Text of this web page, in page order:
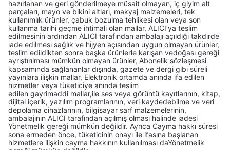
hazırlanan ve geri gönderilmeye müsait olmayan, iç giyim alt
parçaları, mayo ve bikini altları, makyaj malzemeleri, tek
kullanımlık ürünler, çabuk bozulma tehlikesi olan veya son
kullanma tarihi geçme ihtimali olan mallar, ALICI’ya teslim
edilmesinin ardından ALICI tarafından ambalajı açıldığı takdirde
iade edilmesi sağlık ve hijyen açısından uygun olmayan ürünler,
teslim edildikten sonra başka ürünlerle karışan vedoğası gereği
ayrıştırılması mümkün olmayan ürünler, Abonelik sözleşmesi
kapsamında sağlananlar dışında, gazete ve dergi gibi süreli
yayınlara ilişkin mallar, Elektronik ortamda anında ifa edilen
hizmetler veya tüketiciye anında teslim
edilen gayrimaddi mallar,ile ses veya görüntü kayıtlarının, kitap,
dijital içerik, yazılım programlarının, veri kaydedebilme ve veri
depolama cihazlarının, bilgisayar sarf malzemelerinin,
ambalajının ALICI tarafından açılmış olması halinde iadesi
Yönetmelik gereği mümkün değildir. Ayrıca Cayma hakkı süresi
sona ermeden önce, tüketicinin onayı ile ifasına başlanan
hizmetlere ilişkin cayma hakkının kullanılması daYönetmelik